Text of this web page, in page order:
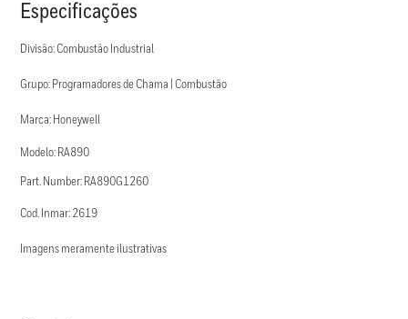
Especificações
Divisão: Combustão Industrial
Grupo: Programadores de Chama | Combustão
Marca: Honeywell
Modelo: RA890
Part. Number: RA890G1260
Cod. Inmar: 2619
Imagens meramente ilustrativas